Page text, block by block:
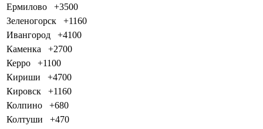
Ермилово
+3500
Зеленогорск
+1160
Ивангород
+4100
Каменка
+2700
Керро
+1100
Кириши
+4700
Кировск
+1160
Колпино
+680
Колтуши
+470